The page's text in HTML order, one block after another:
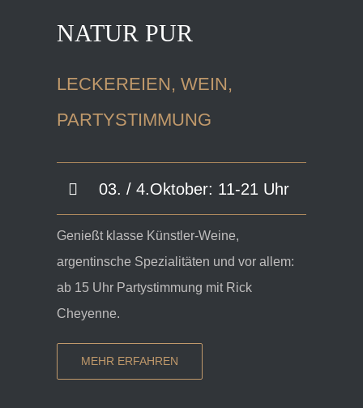
NATUR PUR
LECKEREIEN, WEIN,
PARTYSTIMMUNG
03. / 4.Oktober: 11-21 Uhr
Genießt klasse Künstler-Weine,
argentinsche Spezialitäten und vor allem:
ab 15 Uhr Partystimmung mit Rick
Cheyenne.
MEHR ERFAHREN